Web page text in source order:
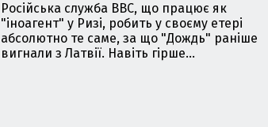
Російська служба ВВС, що працює як
"іноагент" у Ризі, робить у своєму етері
абсолютно те саме, за що "Дождь" раніше
вигнали з Латвії. Навіть гірше...